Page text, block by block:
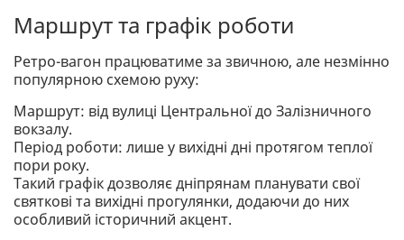
Маршрут та графік роботи
Ретро-вагон працюватиме за звичною, але незмінно
популярною схемою руху:
Маршрут: від вулиці Центральної до Залізничного
вокзалу.
Період роботи: лише у вихідні дні протягом теплої
пори року.
Такий графік дозволяє дніпрянам планувати свої
святкові та вихідні прогулянки, додаючи до них
особливий історичний акцент.